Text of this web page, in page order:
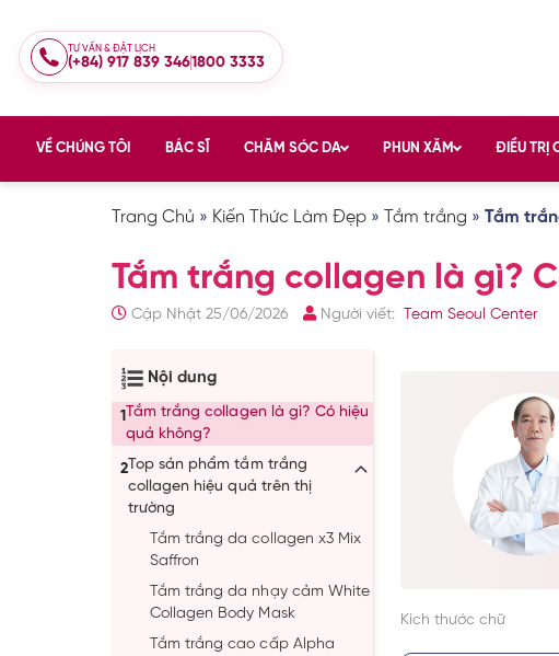
TƯ VẤN & ĐẶT LỊCH
(+84) 917 839 3461800 3333
VỀ CHÚNG TÔI BÁC SĨ CHĂM SÓC DA PHUN XĂM ĐIỀU TRỊ
Trang Chủ » Kiến Thức Làm Đẹp » Tắm trắng » Tắm
Tắm trắng collagen là gì?
Cập Nhật 25/06/2026 Người viết: Team Seoul Center
Nội dung
1Tắm trắng collagen là gì? Có hiệu
quả không?
2Top sản phẩm tắm trắng
collagen hiệu quả trên thị
trường
Tắm trắng da collagen x3 Mix
Saffron
Tắm trắng da nhạy cảm White
Collagen Body Mask
Tắm trắng cao cấp Alpha
Kích thước chữ